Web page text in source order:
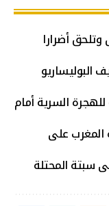
أضرارا
البوليساريو
السرية أمام
المغرب على
سبتة المحتلة